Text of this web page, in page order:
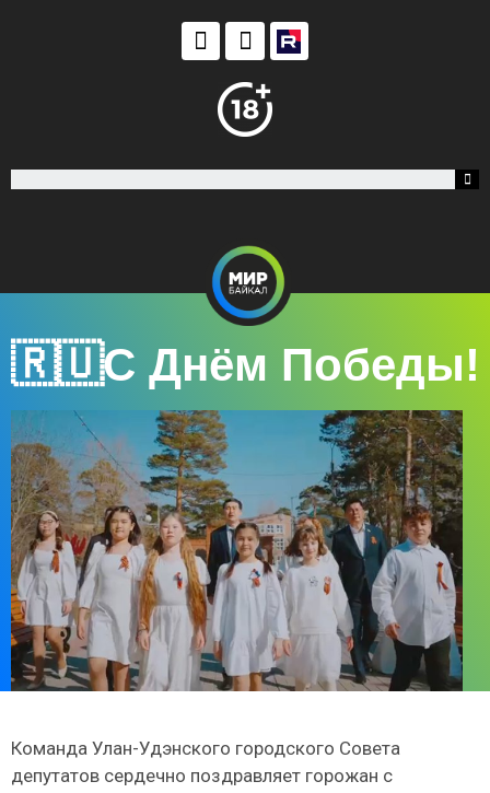
🇷🇺С Днём Победы!
Команда Улан-Удэнского городского Совета
депутатов сердечно поздравляет горожан с